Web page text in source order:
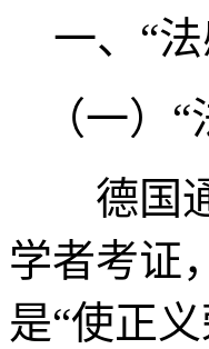
一、“法
（一）“
德国通
学者考证
是“使正